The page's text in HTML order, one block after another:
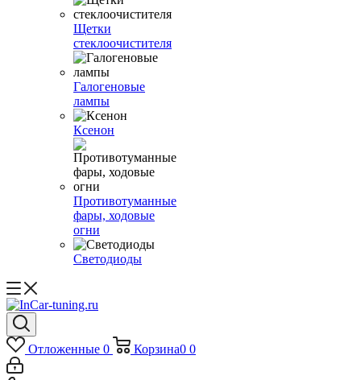
Щетки
стеклоочистителя
Галогеновые
лампы
Ксенон
Противотуманные
фары, ходовые
огни
Светодиоды
Отложенные 0 Корзина0 0